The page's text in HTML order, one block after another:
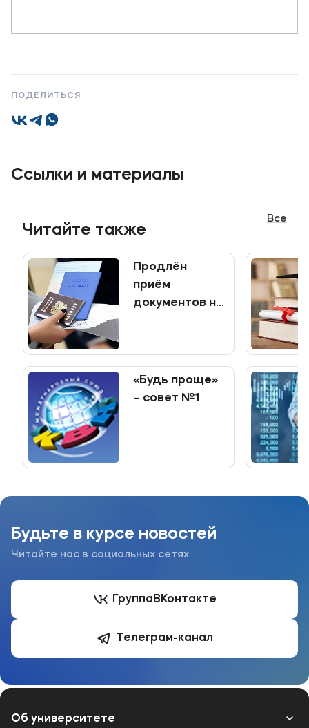
ПОДЕЛИТЬСЯ
Ссылки и материалы
Читайте также
Все
Продлён
приём
документов на
профессионального
образования
«Будь проще»
– совет №1
Будьте в курсе новостей
Читайте нас в социальных сетях
Группа ВКонтакте
Телеграм-канал
Об университете